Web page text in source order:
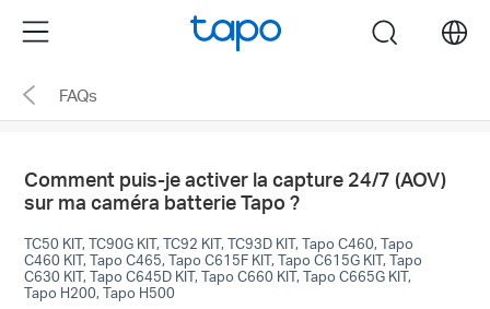
the
navigation
Menu search
FAQs
Comment puis-je activer la capture 24/7 (AOV)
sur ma caméra batterie Tapo ?
TC50 KIT, TC90G KIT, TC92 KIT, TC93D KIT, Tapo C460, Tapo
C460 KIT, Tapo C465, Tapo C615F KIT, Tapo C615G KIT, Tapo
C630 KIT, Tapo C645D KIT, Tapo C660 KIT, Tapo C665G KIT,
Tapo H200, Tapo H500